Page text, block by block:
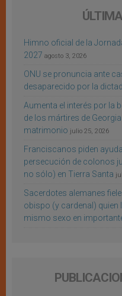
Himno oficial de la
2027 agosto 3, 2026
ONU se pronuncia ante
desaparecido por la
Aumenta el interés por la
de los mártires de
matrimonio julio 25, 2026
Franciscanos piden
persecución de colonos
no sólo) en Tierra Santa
Sacerdotes alemanes
obispo (y cardenal) quien
mismo sexo en